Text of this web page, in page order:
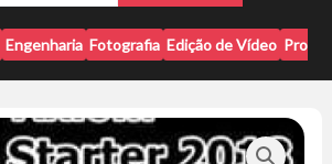
s
q
u
i
a
r
Engenharia Fotografia Edição de Vídeo